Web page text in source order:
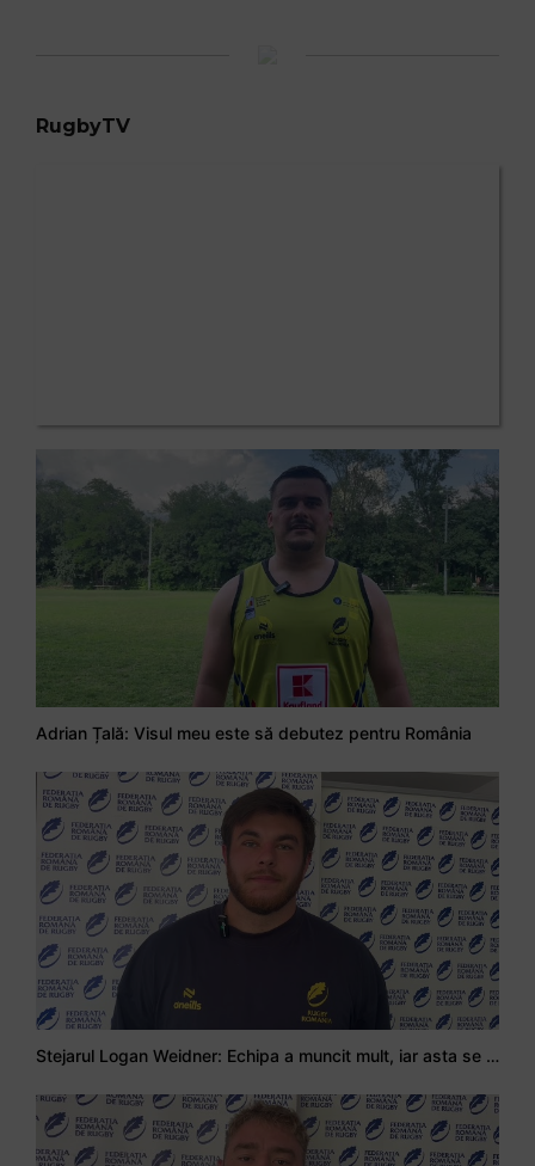
RugbyTV
Adrian Țală: Visul meu este să debutez pentru România
Stejarul Logan Weidner: Echipa a muncit mult, iar asta se va vedea în meciurile de la Nations Cup